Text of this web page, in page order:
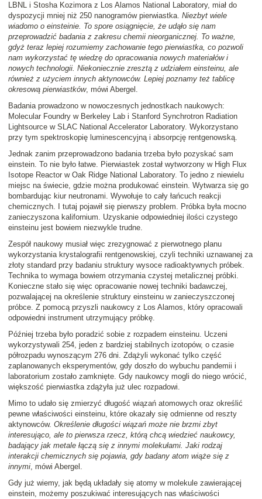
LBNL i Stosha Kozimora z Los Alamos National Laboratory, miał do
dyspozycji mniej niż 250 nanogramów pierwiastka. Niezbyt wiele
wiadomo o einsteinie. To spore osiągnięcie, że udąło się nam
przeprowadzić badania z zakresu chemii nieorganicznej. To ważne,
gdyż teraz lepiej rozumiemy zachowanie tego pierwiastka, co pozwoli
nam wykorzystać tę wiedzę do opracowania nowych materiałów i
nowych technologii. Niekoniecznie zresztą z udziałem einsteinu, ale
również z użyciem innych aktynowców. Lepiej poznamy też tablicę
okresową pierwiastków, mówi Abergel.
Badania prowadzono w nowoczesnych jednostkach naukowych:
Molecular Foundry w Berkeley Lab i Stanford Synchrotron Radiation
Lightsource w SLAC National Accelerator Laboratory. Wykorzystano
przy tym spektroskopię luminescencyjną i absorpcję rentgenowską.
Jednak zanim przeprowadzono badania trzeba było pozyskać sam
einstein. To nie było łatwe. Pierwiastek został wytworzony w High Flux
Isotope Reactor w Oak Ridge National Laboratory. To jedno z niewielu
miejsc na świecie, gdzie można produkować einstein. Wytwarza się go
bombardując kiur neutronami. Wywołuje to cały łańcuch reakcji
chemicznych. I tutaj pojawił się pierwszy problem. Próbka była mocno
zanieczyszona kalifornium. Uzyskanie odpowiedniej ilości czystego
einsteinu jest bowiem niezwykle trudne.
Zespół naukowy musiał więc zrezygnować z pierwotnego planu
wykorzystania krystalografii rentgenowskiej, czyli techniki uznawanej za
złoty standard przy badaniu struktury wysoce radioaktywnych próbek.
Technika to wymaga bowiem otrzymania czystej metalicznej próbki.
Konieczne stało się więc opracowanie nowej techniki badawczej,
pozwalającej na określenie struktury einsteinu w zanieczyszczonej
próbce. Z pomocą przyszli naukowcy z Los Alamos, który opracowali
odpowiedni instrument utrzymujący próbkę.
Później trzeba było poradzić sobie z rozpadem einsteinu. Uczeni
wykorzystywali 254, jeden z bardziej stabilnych izotopów, o czasie
półrozpadu wynoszącym 276 dni. Zdążyli wykonać tylko część
zaplanowanych eksperymentów, gdy doszło do wybuchu pandemii i
laboratorium zostało zamknięte. Gdy naukowcy mogli do niego wrócić,
większość pierwiastka zdążyła już ulec rozpadowi.
Mimo to udało się zmierzyć długość wiązań atomowych oraz określić
pewne właściwości einsteinu, które okazały się odmienne od reszty
aktynowców. Określenie długości wiązań może nie brzmi zbyt
interesująco, ale to pierwsza rzecz, którą chcą wiedzieć naukowcy,
badający jak metale łączą się z innymi molekułami. Jaki rodzaj
interakcji chemicznych się pojawia, gdy badany atom wiąże się z
innymi, mówi Abergel.
Gdy już wiemy, jak będą układały się atomy w molekule zawierającej
einstein, możemy poszukiwać interesujących nas właściwości